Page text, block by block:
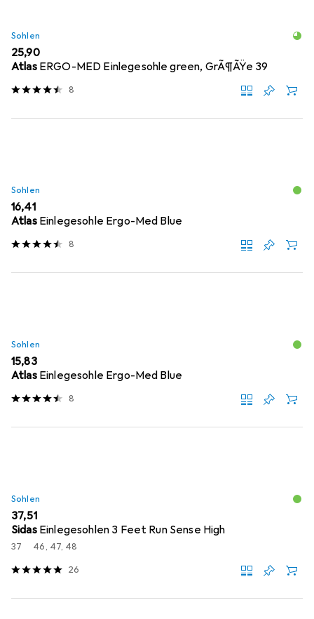
Sohlen
EUR
25,90
Atlas ERGO-MED Einlegesohle green, GrÃ¶ÃŸe 39
8
Sohlen
EUR
16,41
Atlas Einlegesohle Ergo-Med Blue
8
Sohlen
EUR
15,83
Atlas Einlegesohle Ergo-Med Blue
8
Sohlen
EUR
37,51
Sidas Einlegesohlen 3 Feet Run Sense High
37 46, 47, 48
26